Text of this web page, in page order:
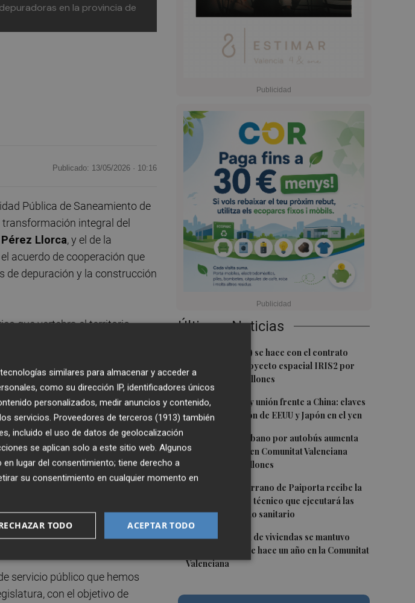
en la provincia de
Últimas Noticias
Hispasat (Indra) se hace con el contrato
principal del proyecto espacial IRIS2 por
más de 1.600 millones
2Venta de bonos y unión frente a China: claves
de la intervención de EEUU y Japón en el yen
3
El transporte urbano por autobús aumenta
un 1,9% en junio en Comunitat Valenciana
hasta los 17,4 millones
El CEIP Rosa Serrano de Paiporta recibe la
visita del equipo técnico que ejecutará las
obras del forjado sanitario
5La compraventa de viviendas se mantuvo
igual en junio que hace un año en la Comunitat
Valenciana
Publicado: 13/05/2026 · 10:16
Pública de Saneamiento de
integral del
Llorca, y el de la
acuerdo de cooperación que
de depuración y la construcción
que vertebra el territorio
Pérez Llorca se ha referido
concretas en las
adaptarlas a la normativa y
nuestros municipios”.
Mompó, quien ha
como “un paso decisivo en
la sostenibilidad y
ahorrarán recursos y que
y unos servicios
técnica sobre los retos y
eficaz del servicio “es una
servicio público que hemos
con el objetivo de
similares para almacenar y acceder a
como su dirección IP, identificadores únicos
personalizados, medir anuncios y contenido,
servicios. Proveedores de terceros (1913) también
incluido el uso de datos de geolocalización
se aplican solo a este sitio web. Algunos
lugar del consentimiento; tiene derecho a
su consentimiento en cualquier momento en
ACEPTAR TODO
TODO